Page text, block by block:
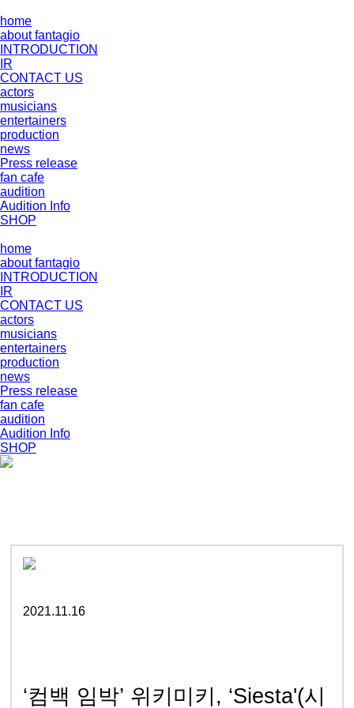
home
about fantagio
INTRODUCTION
IR
CONTACT US
actors
musicians
entertainers
production
news
Press release
fan cafe
audition
Audition Info
SHOP
home
about fantagio
INTRODUCTION
IR
CONTACT US
actors
musicians
entertainers
production
news
Press release
fan cafe
audition
Audition Info
SHOP
2021.11.16
‘컴백 임박’ 위키미키, ‘Siesta'(시